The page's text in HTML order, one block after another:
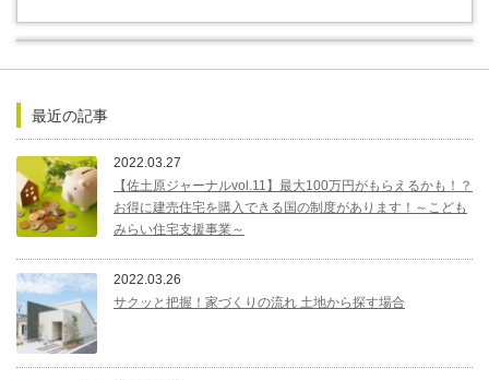
最近の記事
2022.03.27
【佐土原ジャーナルvol.11】最大100万円がもらえるかも！？
お得に建売住宅を購入できる国の制度があります！～こども
みらい住宅支援事業～
2022.03.26
サクッと把握！家づくりの流れ 土地から探す場合